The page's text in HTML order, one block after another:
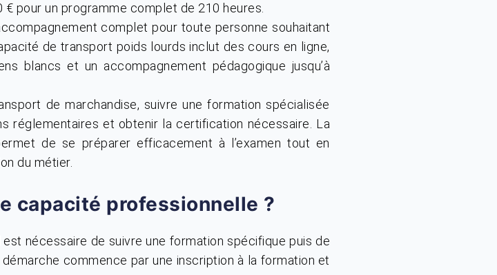
pour un programme complet de 210 heures.
complet pour toute personne souhaitant
de transport poids lourds inclut des cours en ligne,
blancs et un accompagnement pédagogique jusqu’à
de marchandise, suivre une formation spécialisée
réglementaires et obtenir la certification nécessaire. La
de se préparer efficacement à l’examen tout en
du métier.
capacité professionnelle ?
nécessaire de suivre une formation spécifique puis de
commence par une inscription à la formation et